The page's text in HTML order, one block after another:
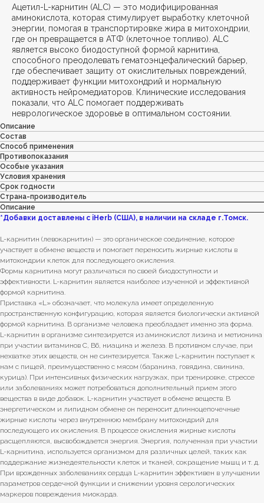
Ацетил-L-карнитин (ALC) — это модифицированная
аминокислота, которая стимулирует выработку клеточной
энергии, помогая в транспортировке жира в митохондрии,
где он превращается в АТФ (клеточное топливо). ALC
является высоко биодоступной формой карнитина,
способного преодолевать гематоэнцефалический барьер,
где обеспечивает защиту от окислительных повреждений,
поддерживает функции митохондрий и нормальную
активность нейромедиаторов. Клинические исследования
показали, что ALC помогает поддерживать
неврологическое здоровье в оптимальном состоянии.
Описание
Состав
Способ применения
Противопоказания
Особые указания
Условия хранения
Срок годности
Страна-производитель
Описание
*Добавки доставлены с iHerb (США), в наличии на складе г.Томск.
L-карнитин (левокарнитин) — это органическое соединение, которое
участвует в обмене веществ и помогает переносить жирные кислоты в
митохондрии клеток для последующего окисления.
Формы карнитина могут различаться по своей биодоступности и
эффективности. L-карнитин является наиболее изученной и эффективной
формой карнитина.
Приставка «L» обозначает, что молекула имеет определенную
пространственную конфигурацию, которая является биологически активной
формой карнитина. В организме человека преобладает именно эта форма.
L-карнитин в организме синтезируется из аминокислот лизина и метионина
при участии витаминов С, В6, ниацина и железа. В противном случае, при
нехватке этих веществ, он не синтезируется. Также L-карнитин поступает к
нам с пищей, преимущественно с мясом (баранина, говядина, свинина,
курица). При интенсивных физических нагрузках, при тренировке, стрессе
или заболеваниях может потребоваться дополнительный прием этого
вещества в виде добавок. L-карнитин участвует в обмене веществ. В
энергетическом и липидном обмене он переносит длинноцепочечные
жирные кислоты через внутреннюю мембрану митохондрий для
последующего их окисления. В процессе окисления жирные кислоты
расщепляются, высвобождается энергия. Энергия, полученная при участии
L-карнитина, используется организмом для различных целей, таких как
поддержание жизнедеятельности клеток и тканей, сокращение мышц и т. д.
При врожденных заболеваниях сердца L-карнитин эффективен в улучшении
параметров сердечной функции и снижении уровня серологических
маркеров повреждения миокарда.